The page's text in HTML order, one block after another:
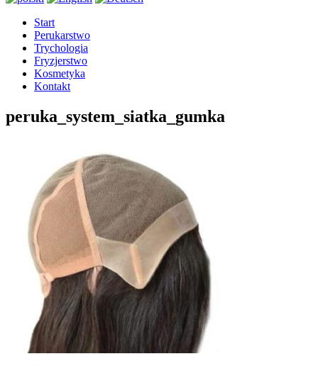
Start
Perukarstwo
Trychologia
Fryzjerstwo
Kosmetyka
Kontakt
peruka_system_siatka_gumka